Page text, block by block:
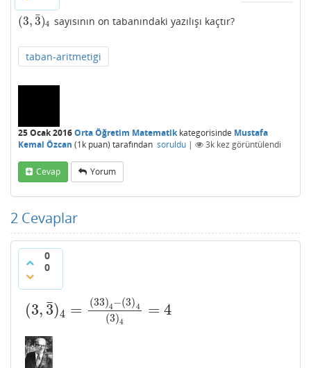
(3,3
¯)4
(3,3 ¯)4 sayısının on tabanındaki yazılışı kaçtır?
taban-aritmetigi
25 Ocak 2016Orta Öğretim Matematikkategorisinde Mustafa
Kemal Özcan (1k puan) tarafından soruldu | 3k kez görüntülendi
Cevap Yorum
2 Cevaplar
0
0
(3, 3
¯)4 = (33)4−(3)4
(3)4
= 4
(3,3 ¯)4= (33 )4−(3)4(3)4 =4